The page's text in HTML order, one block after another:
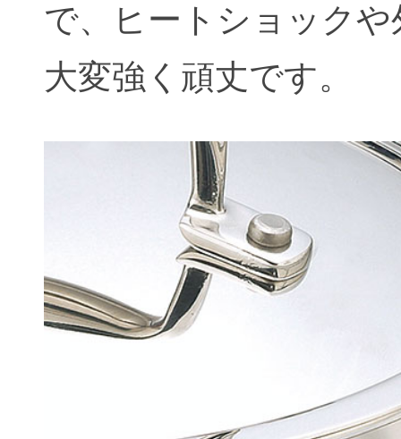
で、ヒートショック
大変強く頑丈です。